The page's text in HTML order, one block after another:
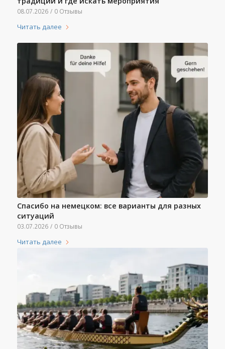
08.07.2026 / 0 Отзывы
Читать далее
Спасибо на немецком: все варианты для разных
ситуаций
03.07.2026 / 0 Отзывы
Читать далее